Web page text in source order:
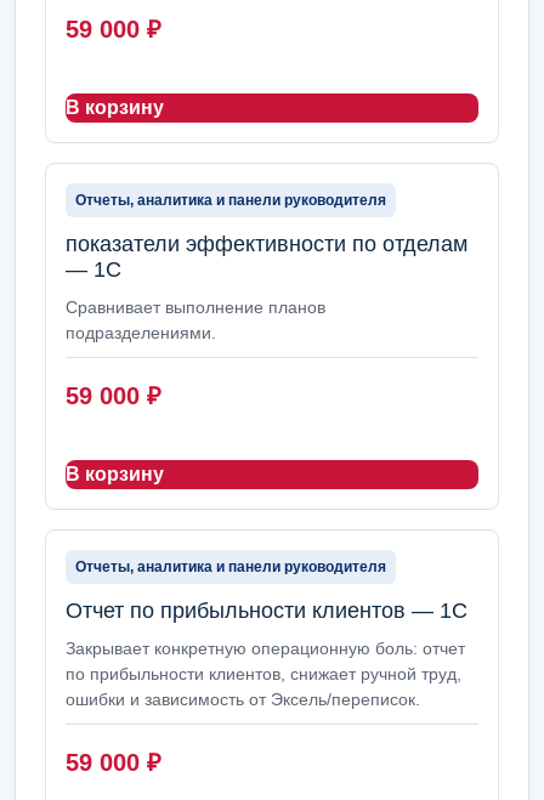
59 000 ₽
В корзину
Отчеты, аналитика и панели руководителя
показатели эффективности по отделам
— 1С
Сравнивает выполнение планов
подразделениями.
59 000 ₽
В корзину
Отчеты, аналитика и панели руководителя
Отчет по прибыльности клиентов — 1С
Закрывает конкретную операционную боль: отчет
по прибыльности клиентов, снижает ручной труд,
ошибки и зависимость от Эксель/переписок.
59 000 ₽